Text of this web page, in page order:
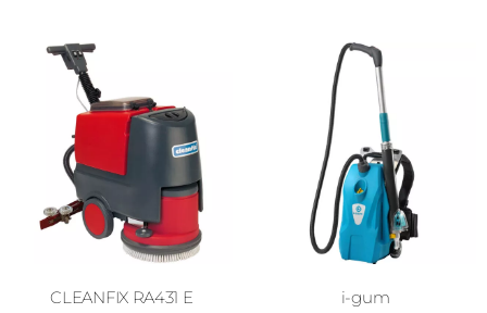
CLEANFIX RA431 E i-gum